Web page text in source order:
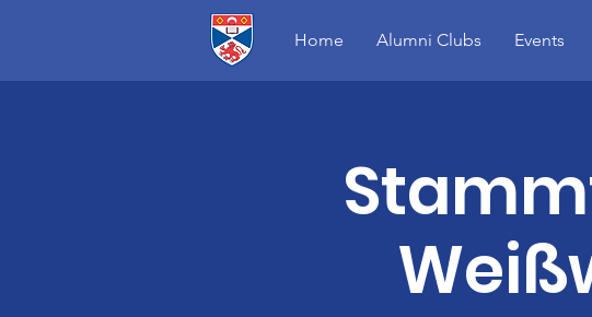
Home Alumni Clubs Events